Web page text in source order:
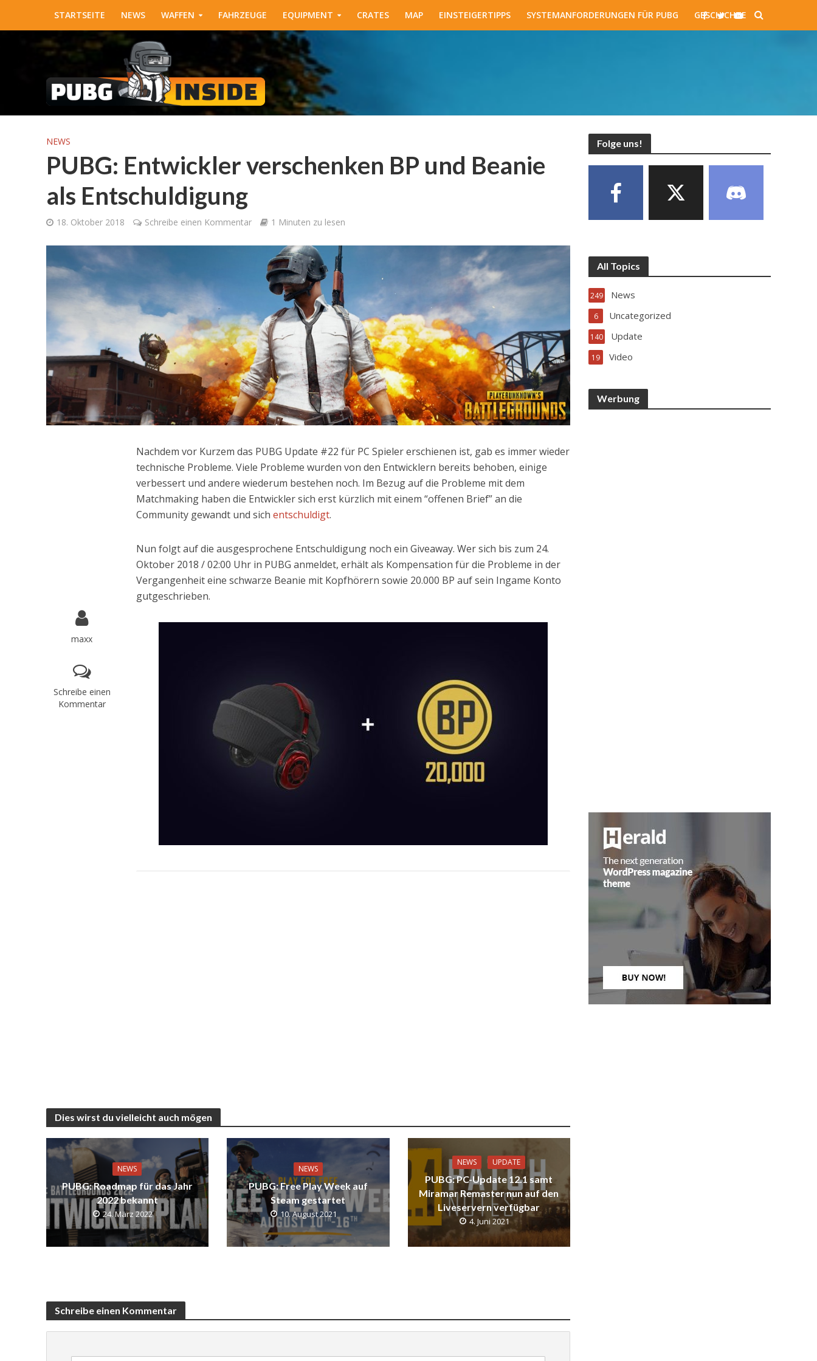
STARTSEITE NEWS WAFFEN FAHRZEUGE EQUIPMENT CRATES MAP EINSTEIGERTIPPS SYSTEMANFORDERUNGEN FÜR PUBG GESCHICHTE
NEWS
PUBG: Entwickler verschenken BP und Beanie
als Entschuldigung
18. Oktober 2018 Schreibe einen Kommentar 1 Minuten zu lesen
maxx
Schreibe einen
Kommentar
Nachdem vor Kurzem das PUBG Update #22 für PC Spieler erschienen ist, gab es immer wieder
technische Probleme. Viele Probleme wurden von den Entwicklern bereits behoben, einige
verbessert und andere wiederum bestehen noch. Im Bezug auf die Probleme mit dem
Matchmaking haben die Entwickler sich erst kürzlich mit einem “offenen Brief” an die
Community gewandt und sichentschuldigt.
Nun folgt auf die ausgesprochene Entschuldigung noch ein Giveaway. Wer sich bis zum 24.
Oktober 2018 / 02:00 Uhr in PUBG anmeldet, erhält als Kompensation für die Probleme in der
Vergangenheit eine schwarze Beanie mit Kopfhörern sowie 20.000 BP auf sein Ingame Konto
gutgeschrieben.
Dies wirst du vielleicht auch mögen
NEWS
PUBG: Roadmap für das Jahr
2022 bekannt
24. März 2022
NEWS
PUBG: Free Play Week auf
Steam gestartet
10. August 2021
NEWS UPDATE
PUBG: PC-Update 12.1 samt
Miramar Remaster nun auf den
Liveservern verfügbar
4. Juni 2021
Schreibe einen Kommentar
Folge uns!
All Topics
News
249
Uncategorized
6
Update
140
Video
19
Werbung